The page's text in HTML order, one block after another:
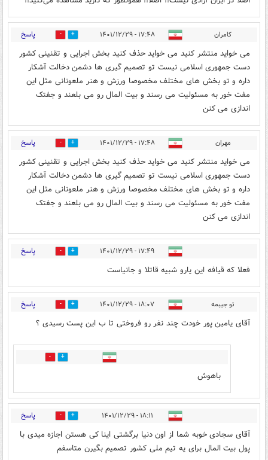
کامران ۱۷:۴۸ - ۱۴۰۱/۱۲/۲۹ 1 پاسخ
می خواید منتشر کنید می خواید حذف کنید بخش اجرایی و تقنینی کشور
دست جمهوری اسلامی نیست تو تصمیم گیری ها دشمن دخالت آشکار
داره و تو بخش های مختلف مخصوصا ورزش و هنر ملعونانی مثل این
مفت خور به مسئولیت می رسند و بیت المال رو می بلعند و جفتک
اندازی می کنن
مهران ۱۷:۴۸ - ۱۴۰۱/۱۲/۲۹ 2 پاسخ
می خواید منتشر کنید می خواید حذف کنید بخش اجرایی و تقنینی کشور
دست جمهوری اسلامی نیست تو تصمیم گیری ها دشمن دخالت آشکار
داره و تو بخش های مختلف مخصوصا ورزش و هنر ملعونانی مثل این
مفت خور به مسئولیت می رسند و بیت المال رو می بلعند و جفتک
اندازی می کنن
۱۷:۴۹ - ۱۴۰۱/۱۲/۲۹ 2 پاسخ
فعلا که قیافه این یارو شبیه قاتلا و جانیاست
تو جیبمه ۱۸:۰۷ - ۱۴۰۱/۱۲/۲۹ 1 پاسخ
آقای یامین پور خودت چند نفر رو فروختی تا ب این پست رسیدی ؟
0
باهوش
۱۸:۱۱ - ۱۴۰۱/۱۲/۲۹ 2 پاسخ
آقای سجادی خوبه شما از اون دنیا برگشتی اینا کی هستن اجازه میدی با
پول بیت المال برای یه تیم ملی کشور تصمیم بگیرن متاسفم